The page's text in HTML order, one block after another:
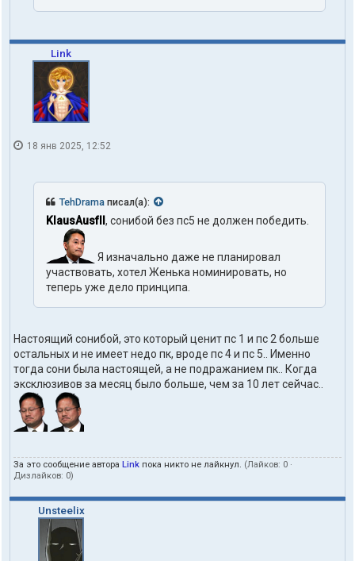
Link
18 янв 2025, 12:52
TehDrama писал(а):
KlausAusfII , сонибой без пс5 не должен победить.
Я изначально даже не планировал
участвовать, хотел Женька номинировать, но
теперь уже дело принципа.
Настоящий сонибой, это который ценит пс 1 и пс 2 больше
остальных и не имеет недо пк, вроде пс 4 и пс 5.. Именно
тогда сони была настоящей, а не подражанием пк.. Когда
эксклюзивов за месяц было больше, чем за 10 лет сейчас..
За это сообщение автора Link пока никто не лайкнул. (Лайков: 0 ·
Дизлайков: 0)
Unsteelix